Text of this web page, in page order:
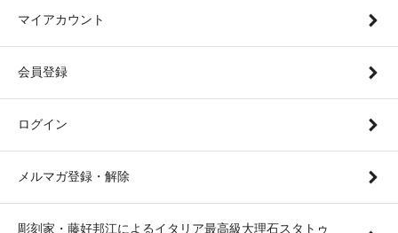
マイアカウント
会員登録
ログイン
メルマガ登録・解除
彫刻家・藤好邦江によるイタリア最高級大理石スタトゥ